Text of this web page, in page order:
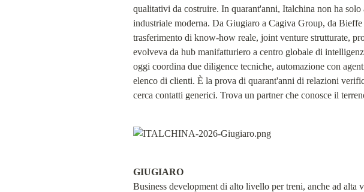
qualitativi da costruire. In quarant'anni, Italchina non ha
industriale moderna. Da Giugiaro a Cagiva Group, da
trasferimento di know-how reale, joint venture strutturate,
evolveva da hub manifatturiero a centro globale di
oggi coordina due diligence tecniche, automazione con
elenco di clienti. È la prova di quarant'anni di relazioni
cerca contatti generici. Trova un partner che conosce il
GIUGIARO
Business development di alto livello per treni, anche ad